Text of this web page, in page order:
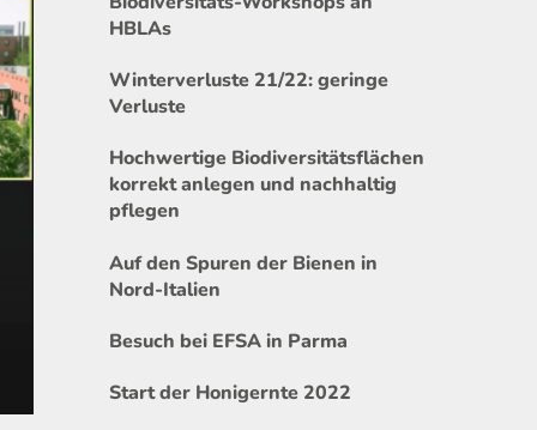
HBLAs
Winterverluste 21/22: geringe
Verluste
Hochwertige Biodiversitätsflächen
korrekt anlegen und nachhaltig
pflegen
Auf den Spuren der Bienen in
Nord-Italien
Besuch bei EFSA in Parma
Start der Honigernte 2022